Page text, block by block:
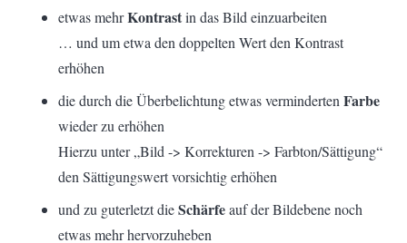
etwas mehrKontrastin das Bild einzuarbeiten
… und um etwa den doppelten Wert den Kontrast
erhöhen
die durch die Überbelichtung etwas vermindertenFarbe
wieder zu erhöhen
Hierzu unter „Bild -> Korrekturen -> Farbton/Sättigung“
den Sättigungswert vorsichtig erhöhen
und zu guterletzt dieSchärfeauf der Bildebene noch
etwas mehr hervorzuheben